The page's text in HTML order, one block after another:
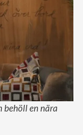
behöll en nära